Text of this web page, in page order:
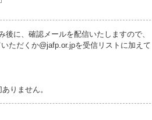
に、確認メールを配信いたしますので、
ただくか@jafp.or.jpを受信リストに加えて
りません。